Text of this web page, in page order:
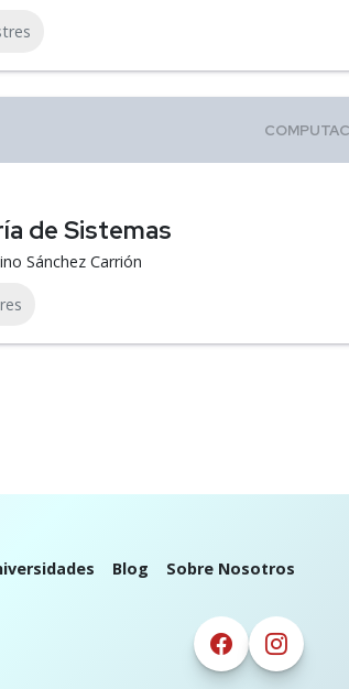
de Sistemas
Sánchez Carrión
Blog Sobre Nosotros